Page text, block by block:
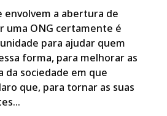
envolvem a abertura de
uma ONG certamente é
para ajudar quem
forma, para melhorar as
da sociedade em que
que, para tornar as suas